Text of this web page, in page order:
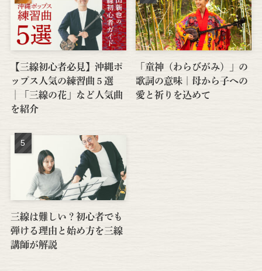
【三線初心者必見】沖縄ポ
ップス人気の練習曲５選
│「三線の花」など人気曲
を紹介
「童神（わらびがみ）」の
歌詞の意味｜母から子への
愛と祈りを込めて
三線は難しい？初心者でも
弾ける理由と始め方を三線
講師が解説